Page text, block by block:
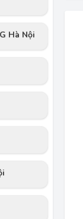
Hà Nội